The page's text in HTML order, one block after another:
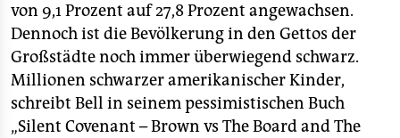
von 9,1 Prozent auf 27,8 Prozent angewachsen.
Dennoch ist die Bevölkerung in den Gettos der
Großstädte noch immer überwiegend schwarz.
Millionen schwarzer amerikanischer Kinder,
schreibt Bell in seinem pessimistischen Buch
„Silent Covenant – Brown vs The Board and The